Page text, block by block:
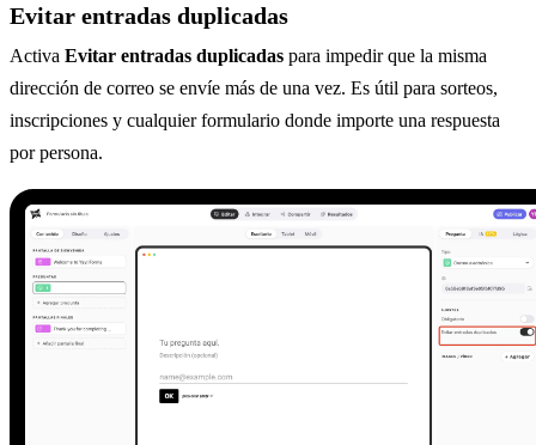
Evitar entradas duplicadas
Activa Evitar entradas duplicadas para impedir que la misma
dirección de correo se envíe más de una vez. Es útil para sorteos,
inscripciones y cualquier formulario donde importe una respuesta
por persona.